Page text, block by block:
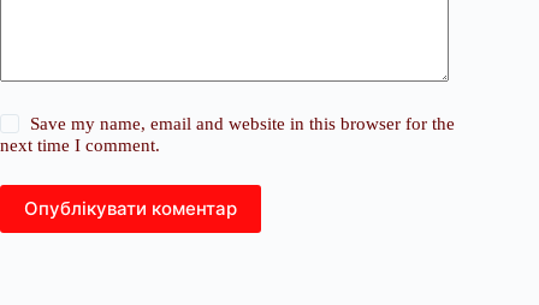
Save my name, email and website in this browser for the
next time I comment.
Опублікувати коментар